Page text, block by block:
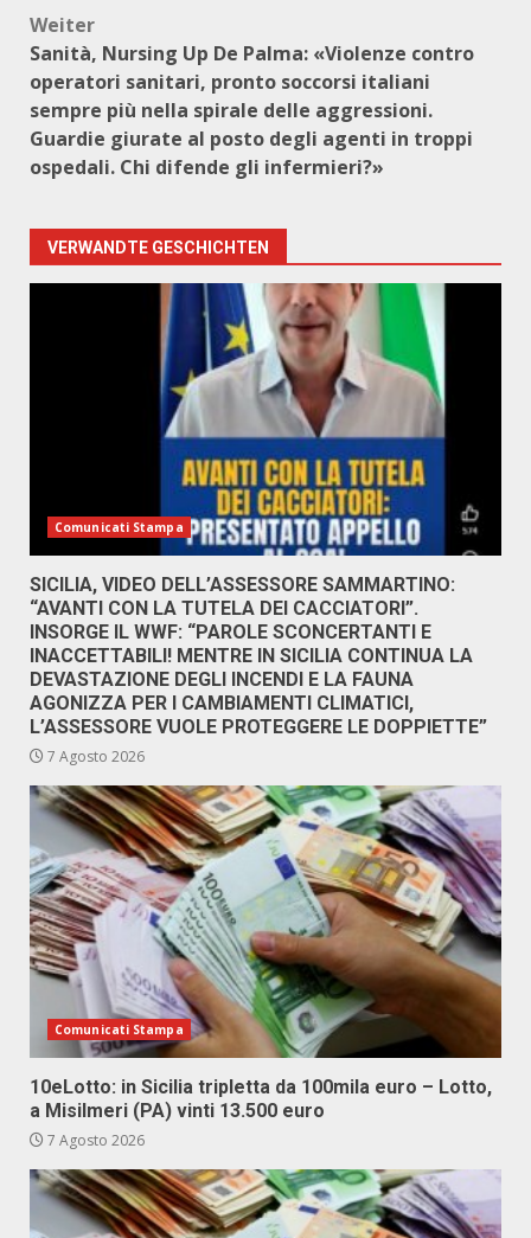
Weiter
Sanità, Nursing Up De Palma: «Violenze contro
operatori sanitari, pronto soccorsi italiani
sempre più nella spirale delle aggressioni.
Guardie giurate al posto degli agenti in troppi
ospedali. Chi difende gli infermieri?»
VERWANDTE GESCHICHTEN
Comunicati Stampa
SICILIA, VIDEO DELL’ASSESSORE SAMMARTINO:
“AVANTI CON LA TUTELA DEI CACCIATORI”.
INSORGE IL WWF: “PAROLE SCONCERTANTI E
INACCETTABILI! MENTRE IN SICILIA CONTINUA LA
DEVASTAZIONE DEGLI INCENDI E LA FAUNA
AGONIZZA PER I CAMBIAMENTI CLIMATICI,
L’ASSESSORE VUOLE PROTEGGERE LE DOPPIETTE”
7 Agosto 2026
Comunicati Stampa
10eLotto: in Sicilia tripletta da 100mila euro – Lotto,
a Misilmeri (PA) vinti 13.500 euro
7 Agosto 2026